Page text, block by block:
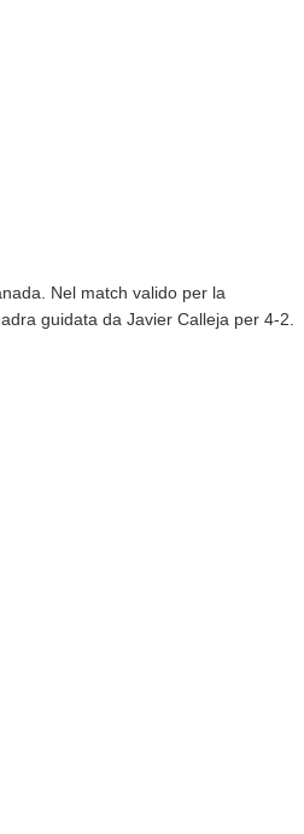
Nel match valido per la
guidata da Javier Calleja per 4-2.